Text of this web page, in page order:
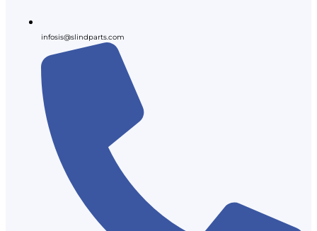
infosis@slindparts.com